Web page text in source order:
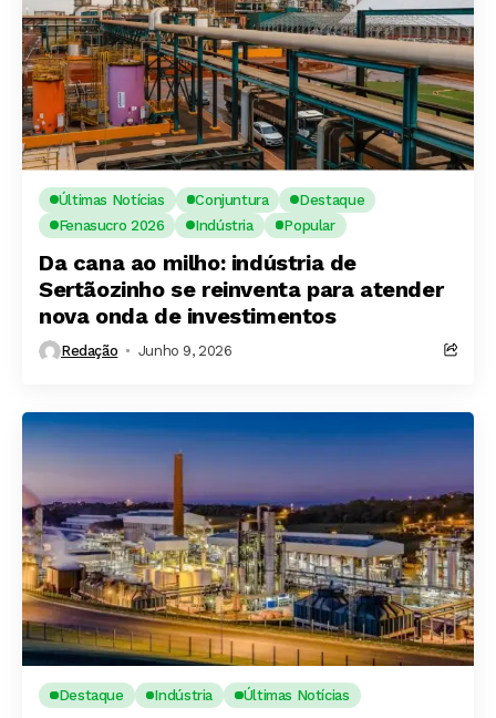
Últimas Notícias Conjuntura
Destaque
Fenasucro 2026
Indústria Popular
Da cana ao milho: indústria de
Sertãozinho se reinventa para atender
nova onda de investimentos
Redação Junho 9, 2026
Destaque Indústria Últimas Notícias